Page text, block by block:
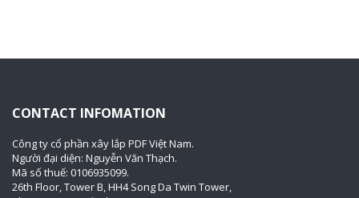
CONTACT INFOMATION
Công ty cổ phần xây lắp PDF Việt Nam.
Người đại diện: Nguyễn Văn Thạch.
Mã số thuế: 0106935099.
26th Floor, Tower B, HH4 Song Da Twin Tower,